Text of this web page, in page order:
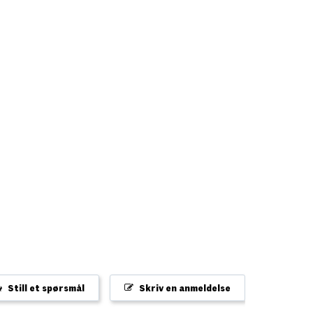
Skriv en anmeldelse
Still et spørsmål